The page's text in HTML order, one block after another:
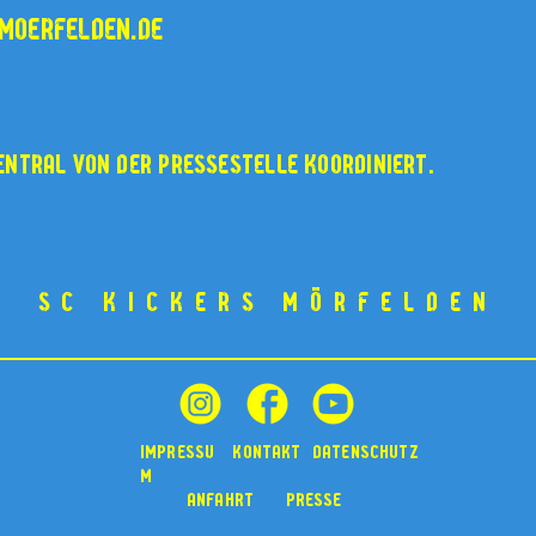
von der pressestelle koordiniert.
SC KICKERS MÖRFELDEN
impressu
m
kontakt datenschutz
Anfahrt presse